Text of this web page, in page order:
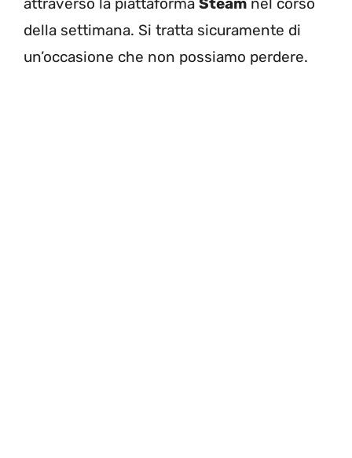
della settimana. Si tratta sicuramente di
un’occasione che non possiamo perdere.